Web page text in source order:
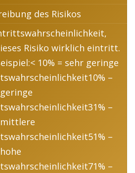
des Risikos
Risiko wirklich eintritt.
10% = sehr geringe
–
–
mittlere
–
–